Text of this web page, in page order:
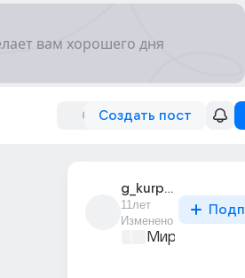
Создать пост
g_kurpasov
11лет
Изменено
Мир и его